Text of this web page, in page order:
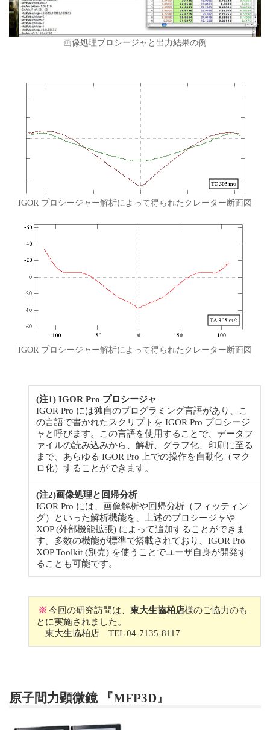
画像処理プロシージャと出力結果の例
IGOR プロシージャー解析によって得られたクレーター断面図
IGOR プロシージャー解析によって得られたクレーター断面図
(注1) IGOR Pro プロシージャ
IGOR Pro には独自のプログラミング言語があり、こ
の言語で書かれたスクリプトを IGOR Pro プロシージ
ャと呼びます。この言語を使用することで、データフ
ァイルの読み込みから、解析、グラフ化、印刷に至る
まで、あらゆる IGOR Pro 上での操作を自動化（マク
ロ化）することができます。
(注2)画像処理と回帰分析
IGOR Pro には、画像解析や回帰分析（フィッティン
グ）といった解析機能を、上述のプロシージャや
XOP (外部機能拡張) によって追加することができま
す。多数の機能が標準で搭載されており、IGOR Pro
XOP Toolkit (別売) を使うことでユーザ自身が開発す
ることも可能です。
※ 今回の研究訪問は、東大生協柏店様のご協力のも
とに実施されました。
東大生協柏店 TEL 04-7135-8117
原子間力顕微鏡 『MFP3D』